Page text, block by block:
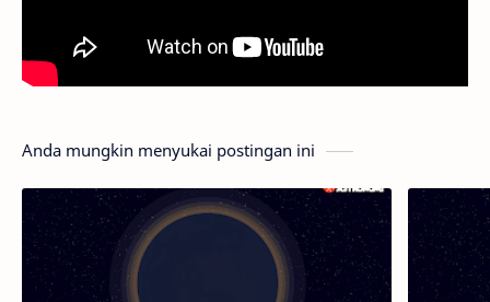
Anda mungkin menyukai postingan ini